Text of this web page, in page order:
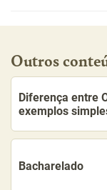
Outros
Diferença entre
exemplos
Bacharelado